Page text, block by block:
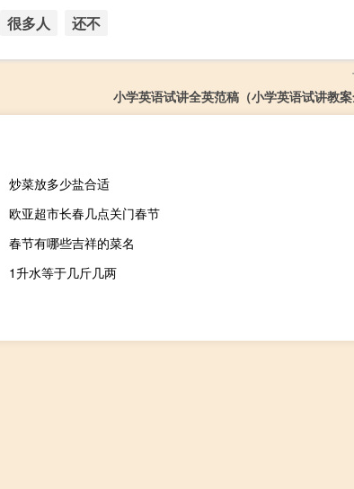
很多人 还不
小学英语试讲全英范稿（小学英语试讲教案
炒菜放多少盐合适
欧亚超市长春几点关门春节
春节有哪些吉祥的菜名
1升水等于几斤几两